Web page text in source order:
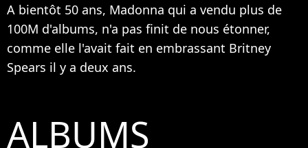
A bientôt 50 ans, Madonna qui a vendu plus de
100M d'albums, n'a pas finit de nous étonner,
comme elle l'avait fait en embrassant Britney
Spears il y a deux ans.
ALBUMS